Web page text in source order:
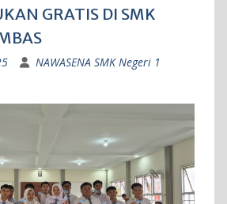
GRATIS DI SMK
NAWASENA SMK Negeri 1